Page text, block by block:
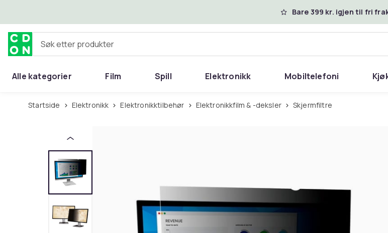
Bare 399 kr. igjen til fri
Søk etter produkter
Alle kategorier Film Spill Elektronikk Mobiltelefoni
Startside Elektronikk Elektronikktilbehør Elektronikkfilm & -deksler Skjermfiltre